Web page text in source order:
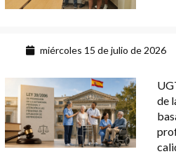
miércoles 15 de julio de 2026
de